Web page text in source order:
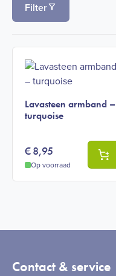
Filter
Lavasteen armband –
turquoise
€8,95
Op voorraad
Contact & service